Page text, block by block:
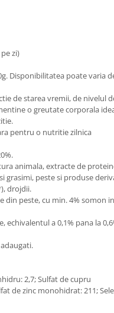
zi)
Disponibilitatea poate varia
de starea vremii, de nivelul
o greutate corporala
pentru o nutritie zilnica
animala, extracte de
grasimi, peste si produse
drojdii.
din peste, cu min. 4% somon in
a 0,1% pana la
2,7; Sulfat de cupru
de zinc monohidrat: 211;